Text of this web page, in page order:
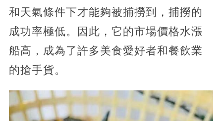
和天氣條件下才能夠被捕撈到，捕撈的
成功率極低。因此，它的市場價格水漲
船高，成為了許多美食愛好者和餐飲業
的搶手貨。